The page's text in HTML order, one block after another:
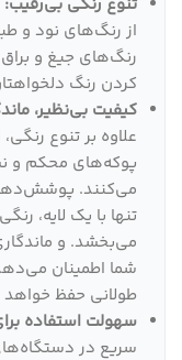
از رنگ‌های نود و
رنگ‌های جیغ و
کردن رنگ
کیفیت بی‌نظیر،
علاوه بر تنوع
پوکه‌های محکم و
می‌کنند. پوشش‌دهی
تنها با یک لایه،
شما اطمینان
طولانی حفظ
سهولت استفاده